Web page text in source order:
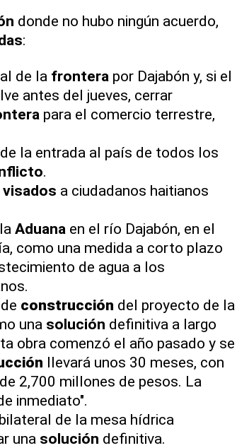
donde no hubo ningún acuerdo,
:
de la frontera por Dajabón y, si el
antes del jueves, cerrar
para el comercio terrestre,
la entrada al país de todos los
.
visados a ciudadanos haitianos
Aduana en el río Dajabón, en el
como una medida a corto plazo
de agua a los
construcción del proyecto de la
una solución definitiva a largo
obra comenzó el año pasado y se
llevará unos 30 meses, con
2,700 millones de pesos. La
inmediato".
bilateral de la mesa hídrica
una solución definitiva.